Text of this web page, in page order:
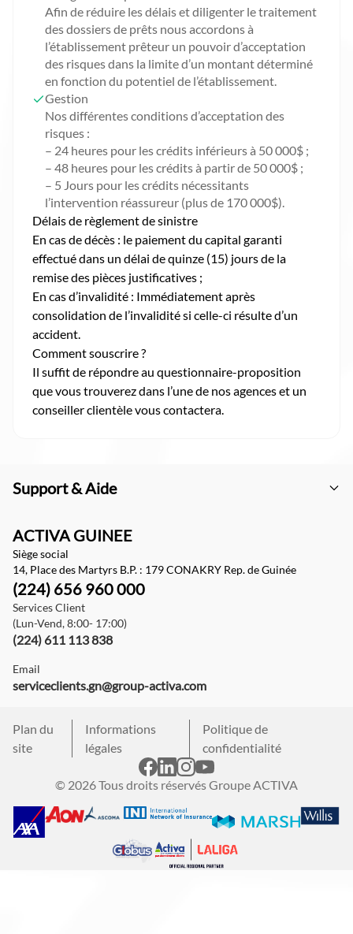
Afin de réduire les délais et diligenter le traitement
des dossiers de prêts nous accordons à
l’établissement prêteur un pouvoir d’acceptation
des risques dans la limite d’un montant déterminé
en fonction du potentiel de l’établissement.
Gestion
Nos différentes conditions d’acceptation des
risques :
– 24 heures pour les crédits inférieurs à 50 000$ ;
– 48 heures pour les crédits à partir de 50 000$ ;
– 5 Jours pour les crédits nécessitants
l’intervention réassureur (plus de 170 000$).
Délais de règlement de sinistre
En cas de décès : le paiement du capital garanti
effectué dans un délai de quinze (15) jours de la
remise des pièces justificatives ;
En cas d’invalidité : Immédiatement après
consolidation de l’invalidité si celle-ci résulte d’un
accident.
Comment souscrire ?
Il suffit de répondre au questionnaire-proposition
que vous trouverez dans l’une de nos agences et un
conseiller clientèle vous contactera.
Support & Aide
ACTIVA GUINEE
Siège social
14, Place des Martyrs B.P. : 179 CONAKRY Rep. de Guinée
(224) 656 960 000
Services Client
(Lun-Vend, 8:00- 17:00)
(224) 611 113 838
Email
serviceclients.gn@group-activa.com
Plan du
site
Informations
légales
Politique de
confidentialité
© 2026 Tous droits réservés Groupe ACTIVA